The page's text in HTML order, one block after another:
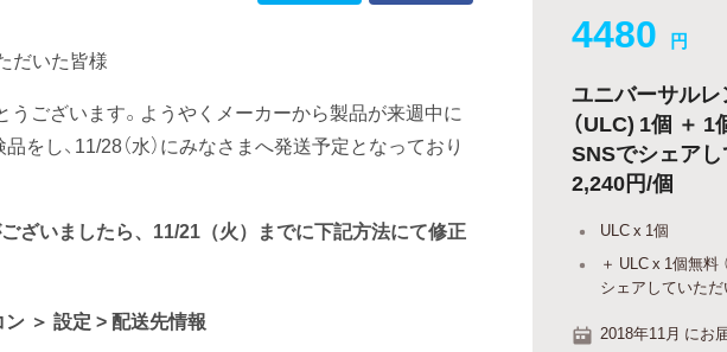
だいた皆様
ございます。ようやくメーカーから製品が来週中に
をし、11/28（水）にみなさまへ発送予定となっており
ざいましたら、11/21（火）までに下記方法にて修正
＞ 設定 > 配送先情報
4480 円
ユニバーサル
（ULC) 1個 ＋
SNSでシェア
2,240円/個
ULC x 1個
＋ ULC x 1個無料
シェアしていただ
2018年11月 にお